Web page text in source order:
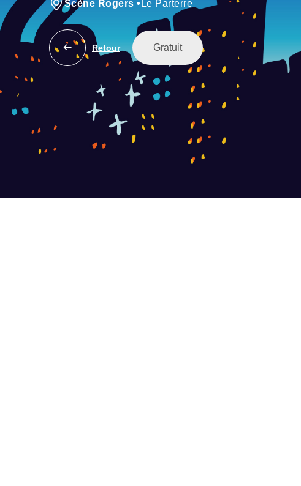
Scène Rogers• Le Parterre
Retour Gratuit